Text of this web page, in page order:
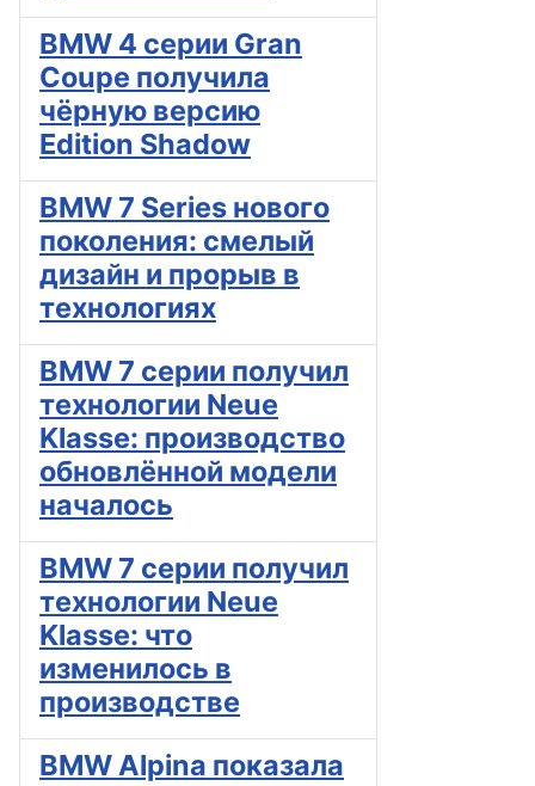
BMW 4 серии Gran
Coupe получила
чёрную версию
Edition Shadow
BMW 7 Series нового
поколения: смелый
дизайн и прорыв в
технологиях
BMW 7 серии получил
технологии Neue
Klasse: производство
обновлённой модели
началось
BMW 7 серии получил
технологии Neue
Klasse: что
изменилось в
производстве
BMW Alpina показала